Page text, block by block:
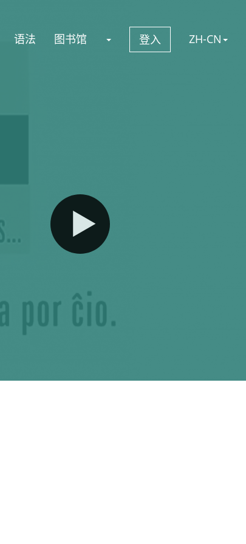
语法 图书馆 登入 ZH-CN